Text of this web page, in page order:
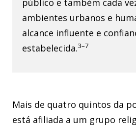
público e também cada
ambientes urbanos e
alcance influente e
estabelecida.3–7
Mais de quatro quintos da
está afiliada a um grupo